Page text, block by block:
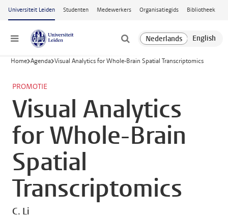
Ga naar hoofdinhoud
Universiteit Leiden Studenten Medewerkers Organisatiegids Bibliotheek
Menu
Home Agenda Visual Analytics for Whole-Brain Spatial Transcriptomics
PROMOTIE
Visual Analytics
for Whole-Brain
Spatial
Transcriptomics
C. Li